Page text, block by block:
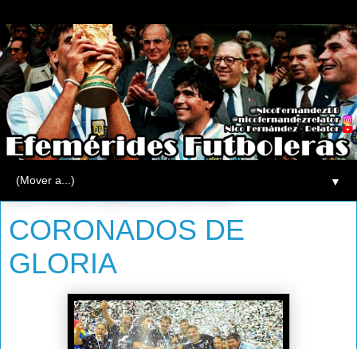
▼
lunes, 19 de septiembre de 2011
CORONADOS DE
GLORIA